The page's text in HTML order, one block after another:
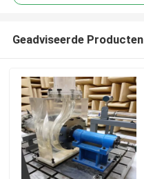
Geadviseerde Producten